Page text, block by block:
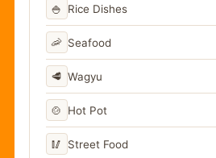
🍚 Rice Dishes
🦐 Seafood
🥩 Wagyu
🍲 Hot Pot
🥢 Street Food